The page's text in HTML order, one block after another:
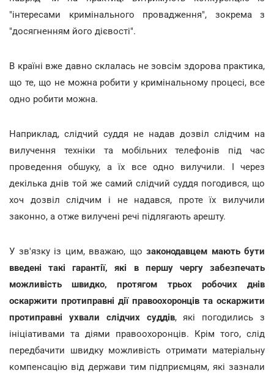
"інтересами кримінального провадження", зокрема з
"досягненням його дієвості".
В країні вже давно склалась не зовсім здорова практика,
що те, що не можна робити у кримінальному процесі, все
одно робити можна.
Наприклад, слідчий суддя не надав дозвіл слідчим на
вилучення техніки та мобільних телефонів під час
проведення обшуку, а їх все одно вилучили. І через
декілька днів той же самий слідчий суддя погодився, що
хоч дозвіл слідчим і не надався, проте їх вилучили
законно, а отже вилучені речі підлягають арешту.
У зв'язку із цим, вважаю, що законодавцем мають бути
введені такі гарантії, які в першу чергу забезпечать
можливість швидко, протягом трьох робочих днів
оскаржити протиправні дії правоохоронців та оскаржити
протиправні ухвали слідчих суддів, які погодились з
ініціативами та діями правоохоронців. Крім того, слід
передбачити швидку можливість отримати матеріальну
компенсацію від держави тим підприємцям, які зазнали